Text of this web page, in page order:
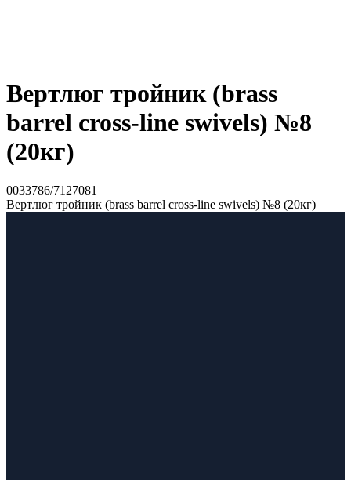
Вертлюг тройник (brass
barrel cross-line swivels) №8
(20кг)
0033786/7127081
Вертлюг тройник (brass barrel cross-line swivels) №8 (20кг)